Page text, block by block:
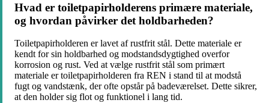
Hvad er toiletpapirholderens primære materiale,
og hvordan påvirker det holdbarheden?
Toiletpapirholderen er lavet af rustfrit stål. Dette materiale er
kendt for sin holdbarhed og modstandsdygtighed overfor
korrosion og rust. Ved at vælge rustfrit stål som primært
materiale er toiletpapirholderen fra REN i stand til at modstå
fugt og vandstænk, der ofte opstår på badeværelset. Dette sikrer,
at den holder sig flot og funktionel i lang tid.